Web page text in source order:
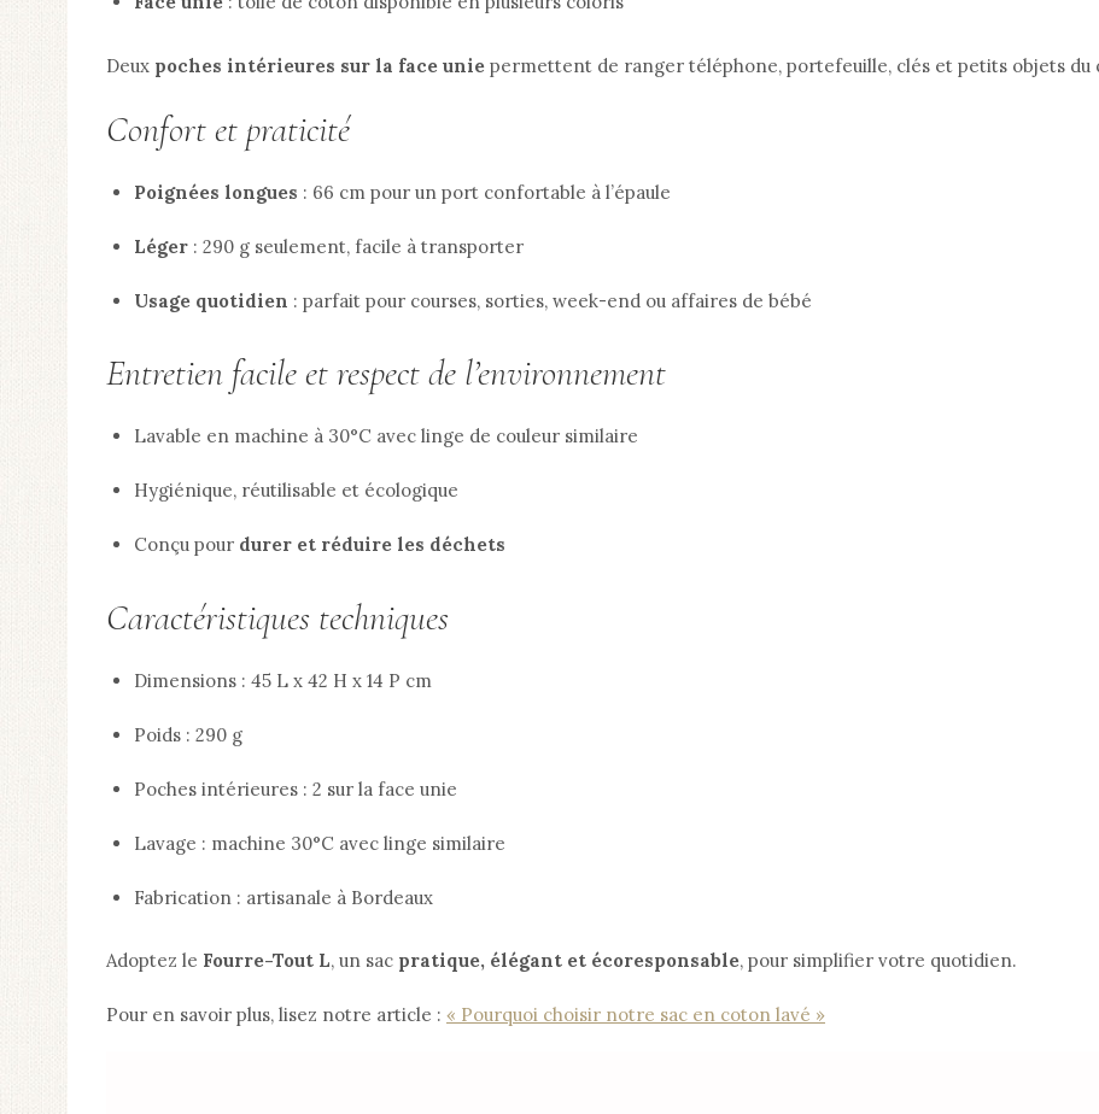
Deux poches intérieures sur la face unie permettent de ranger téléphone, portefeuille, clés et petits objets du
Confort et praticité
Poignées longues : 66 cm pour un port confortable à l’épaule
Léger: 290 g seulement, facile à transporter
Usage quotidien : parfait pour courses, sorties, week-end ou affaires de bébé
Entretien facile et respect de l’environnement
Lavable en machine à 30°C avec linge de couleur similaire
Hygiénique, réutilisable et écologique
Conçu pour durer et réduire les déchets
Caractéristiques techniques
Dimensions : 45 L x 42 H x 14 P cm
Poids : 290 g
Poches intérieures : 2 sur la face unie
Lavage : machine 30°C avec linge similaire
Fabrication : artisanale à Bordeaux
Adoptez le Fourre-Tout L, un sac pratique, élégant et écoresponsable, pour simplifier votre quotidien.
Pour en savoir plus, lisez notre article : « Pourquoi choisir notre sac en coton lavé »